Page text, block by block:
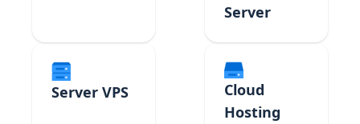
Server
Server VPS
Cloud
Hosting